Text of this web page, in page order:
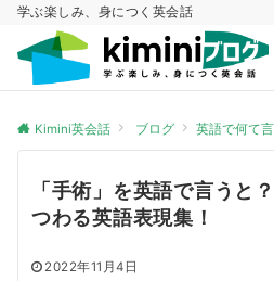
学ぶ楽しみ、身につく英会話
Kimini英会話 ブログ 英語で何て
「手術」を英語で言うと
つわる英語表現集！
2022年11月4日